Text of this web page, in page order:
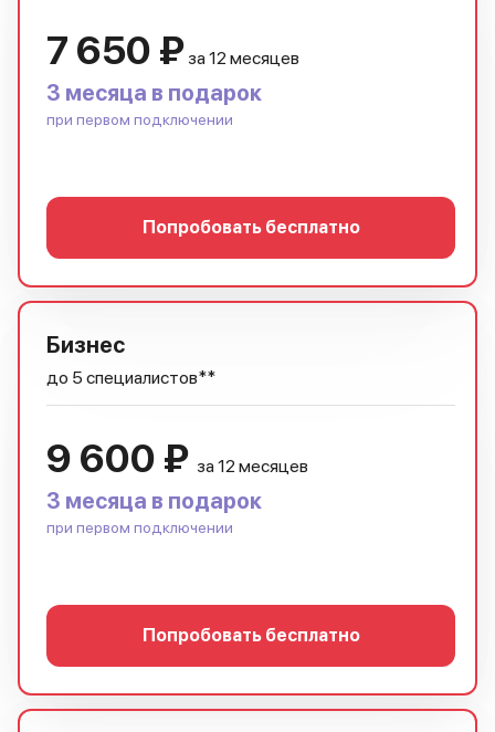
7 650 ₽ за 12 месяцев
3 месяца в подарок
при первом подключении
Попробовать бесплатно
Бизнес
до 5 специалистов**
9 600 ₽ за 12 месяцев
3 месяца в подарок
при первом подключении
Попробовать бесплатно